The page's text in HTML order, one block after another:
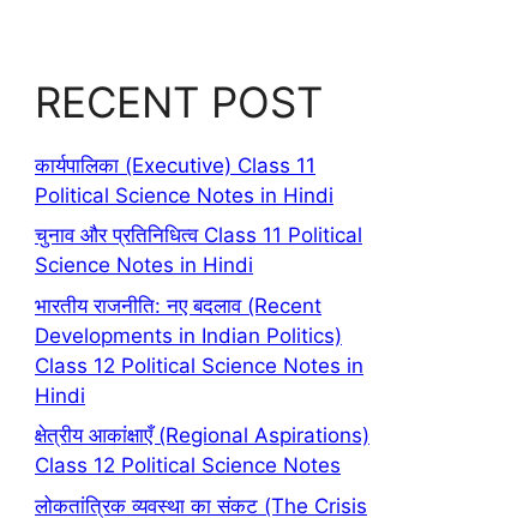
RECENT POST
कार्यपालिका (Executive) Class 11
Political Science Notes in Hindi
चुनाव और प्रतिनिधित्व Class 11 Political
Science Notes in Hindi
भारतीय राजनीति: नए बदलाव (Recent
Developments in Indian Politics)
Class 12 Political Science Notes in
Hindi
क्षेत्रीय आकांक्षाएँ (Regional Aspirations)
Class 12 Political Science Notes
लोकतांत्रिक व्यवस्था का संकट (The Crisis